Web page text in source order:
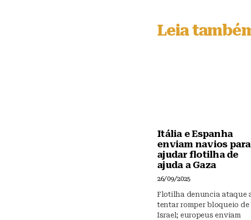
s
k
e
b
s
A
Leia
Itália e Espanha
enviam navios para
ajudar flotilha de
ajuda a Gaza
26/09/2025
Flotilha denuncia ataque
tentar romper bloqueio de
Israel; europeus enviam